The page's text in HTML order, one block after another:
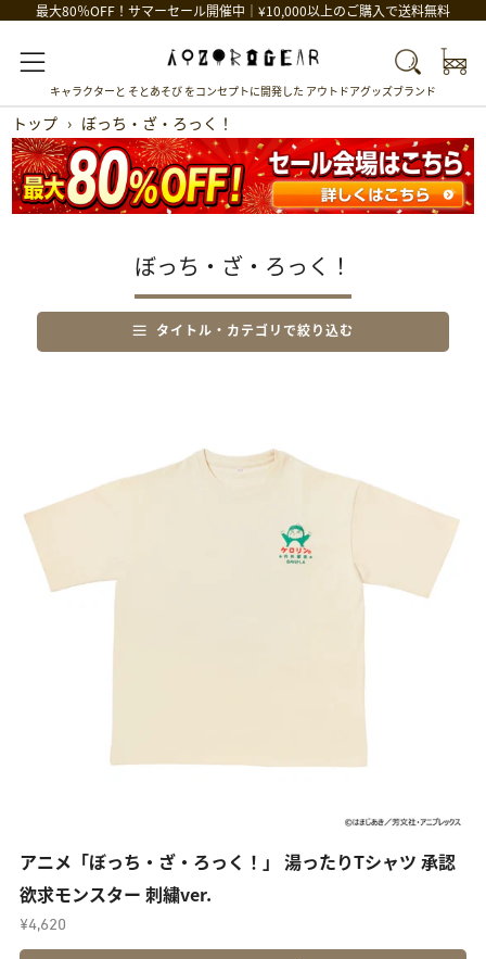
最大80％OFF！サマーセール開催中｜¥10,000以上のご購入で送料無料
Menu Search
キャラクターと そとあそび をコンセプトに開発した アウトドアグッズブランド
トップ › ぼっち・ざ・ろっく！
ぼっち・ざ・ろっく！
タイトル・カテゴリで絞り込む
アニメ「ぼっち・ざ・ろっく！」 湯ったりTシャツ 承認
欲求モンスター 刺繍ver.
¥4,620